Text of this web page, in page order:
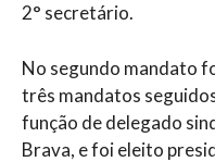
2° secretário.
No segundo mandato
três mandatos
função de delegado
Brava, e foi eleito